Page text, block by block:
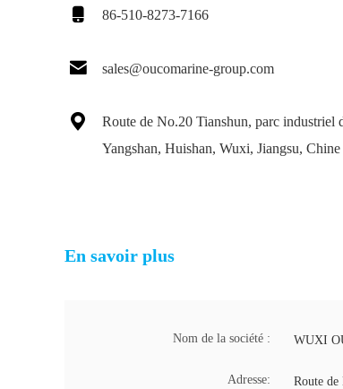
 86-510-8273-7166
 sales@oucomarine-group.com

Route de No.20 Tianshun, parc industriel
Yangshan, Huishan, Wuxi, Jiangsu, Chine
En savoir plus
Nom de la société : WUXI
Adresse: Route